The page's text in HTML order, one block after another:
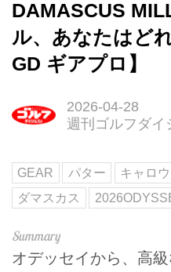
DAMASCUS
ル、あなたはど
GD ギアプロ】
2026-04-28
週刊ゴルフダイ
GEAR パター キャロ
ダマスカス
オデッセイから、高